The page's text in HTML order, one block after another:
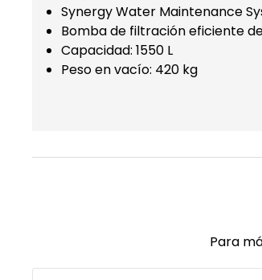
Synergy Water Maintenance
Bomba de filtración eficiente
Capacidad: 1550 L
Peso en vacío: 420 kg
Para